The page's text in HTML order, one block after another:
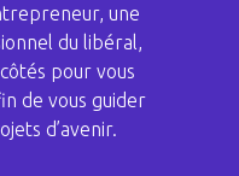
une
du libéral,
pour vous
de vous guider
d’avenir.